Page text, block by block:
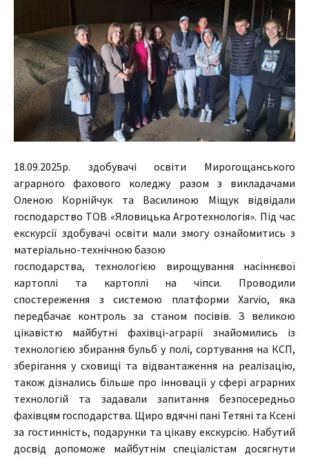
18.09.2025р. здобувачі освіти Мирогощанського
аграрного фахового коледжу разом з викладачами
Оленою Корнійчук та Василиною Міщук відвідали
господарство ТОВ «Яловицька Агротехнологія». Під час
екскурсії здобувачі освіти мали змогу ознайомитись з
матеріально-технічною базою
господарства, технологією вирощування насіннєвої
картоплі та картоплі на чіпси. Проводили
спостереження з системою платформи Xarvio, яка
передбачає контроль за станом посівів. З великою
цікавістю майбутні фахівці-аграрії знайомились із
технологією збирання бульб у полі, сортування на КСП,
зберігання у сховищі та відвантаження на реалізацію,
також дізнались більше про інновації у сфері аграрних
технологій та задавали запитання безпосередньо
фахівцям господарства. Щиро вдячні пані Тетяні та Ксені
за гостинність, подарунки та цікаву екскурсію. Набутий
досвід допоможе майбутнім спеціалістам досягнути